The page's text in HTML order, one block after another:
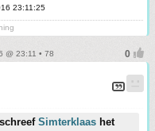
23:11:25
@ 23:11 • 78
schreef Simterklaas het